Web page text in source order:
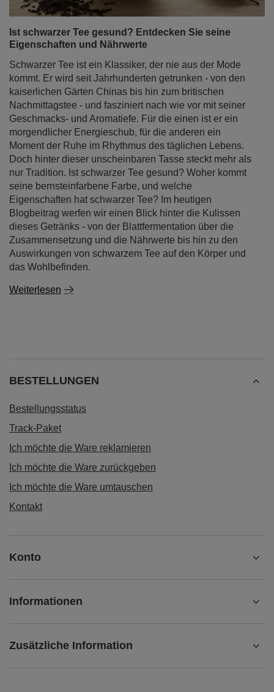
Ist schwarzer Tee gesund? Entdecken Sie seine
Eigenschaften und Nährwerte
Schwarzer Tee ist ein Klassiker, der nie aus der Mode
kommt. Er wird seit Jahrhunderten getrunken - von den
kaiserlichen Gärten Chinas bis hin zum britischen
Nachmittagstee - und fasziniert nach wie vor mit seiner
Geschmacks- und Aromatiefe. Für die einen ist er ein
morgendlicher Energieschub, für die anderen ein
Moment der Ruhe im Rhythmus des täglichen Lebens.
Doch hinter dieser unscheinbaren Tasse steckt mehr als
nur Tradition. Ist schwarzer Tee gesund? Woher kommt
seine bernsteinfarbene Farbe, und welche
Eigenschaften hat schwarzer Tee? Im heutigen
Blogbeitrag werfen wir einen Blick hinter die Kulissen
dieses Getränks - von der Blattfermentation über die
Zusammensetzung und die Nährwerte bis hin zu den
Auswirkungen von schwarzem Tee auf den Körper und
das Wohlbefinden.
Weiterlesen
BESTELLUNGEN
Bestellungsstatus
Track-Paket
Ich möchte die Ware reklamieren
Ich möchte die Ware zurückgeben
Ich möchte die Ware umtauschen
Kontakt
Konto
Informationen
Zusätzliche Information